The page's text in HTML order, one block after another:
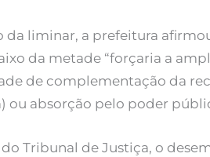
da liminar, a prefeitura
da metade “forçaria a
de complementação da
ou absorção pelo poder
Tribunal de Justiça, o